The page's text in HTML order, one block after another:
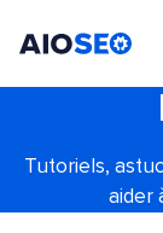
Tutoriels,
aider